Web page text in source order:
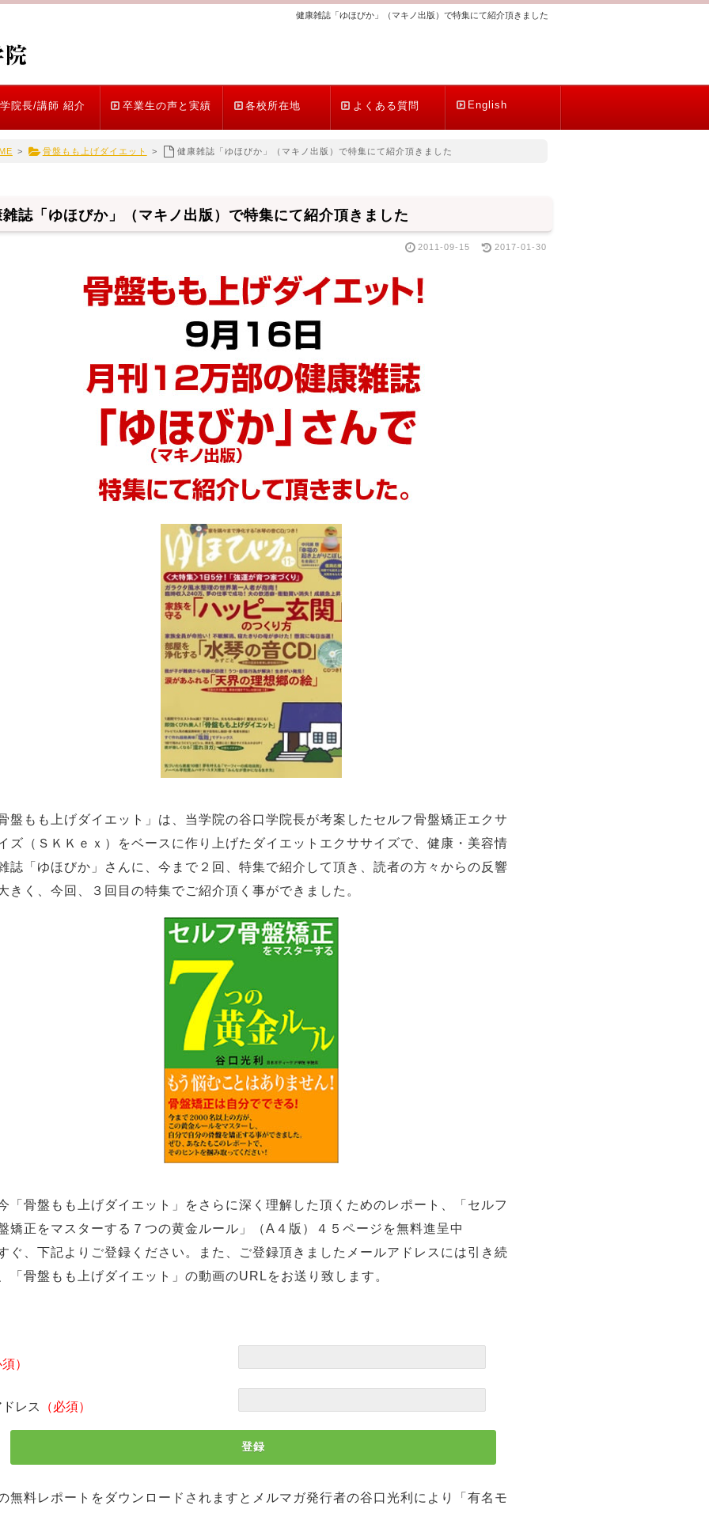
健康雑誌「ゆほびか」（マキノ出版）で特集にて紹介頂きました
学院長/講師 紹介 卒業生の声と実績 各校所在地 よくある質問 English
> 骨盤もも上げダイエット > 健康雑誌「ゆほびか」（マキノ出版）で特集にて紹介頂きました
誌「ゆほびか」（マキノ出版）で特集にて紹介頂きました
2011-09-15 2017-01-30
骨盤もも上げダイエット」は、当学院の谷口学院長が考案したセルフ骨盤矯正エクサ
ズ（ＳＫＫｅｘ）をベースに作り上げたダイエットエクササイズで、健康・美容情
誌「ゆほびか」さんに、今まで２回、特集で紹介して頂き、読者の方々からの反響
きく、今回、３回目の特集でご紹介頂く事ができました。
「骨盤もも上げダイエット」をさらに深く理解した頂くためのレポート、「セルフ
矯正をマスターする７つの黄金ルール」（A４版）４５ページを無料進呈中
ぐ、下記よりご登録ください。また、ご登録頂きましたメールアドレスには引き続
「骨盤もも上げダイエット」の動画のURLをお送り致します。
須）
ドレス （必須）
無料レポートをダウンロードされますとメルマガ発行者の谷口光利により「有名モ